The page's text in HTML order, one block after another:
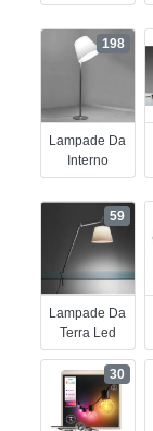
Lampade Da
Interno
198
Lampade Da
Terra Led
59
30